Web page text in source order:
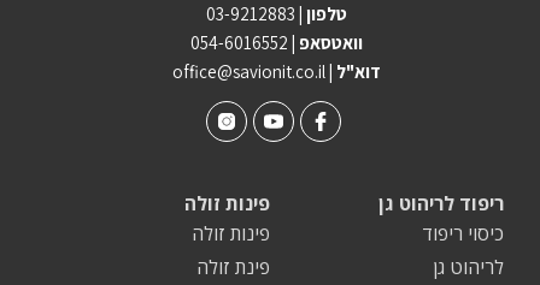
טלפון | 03-9212883
וואטסאפ | 054-6016552
office@savionit.co.il | דוא"ל
פינות זולה
פינות זולה
פינת זולה
ריפוד לריהוט גן
כיסוי ריפוד
לריהוט גן